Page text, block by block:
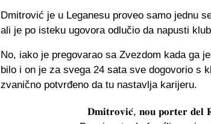
Dmitrović je u Leganesu proveo samo jednu
ali je po isteku ugovora odlučio da napusti
No, iako je pregovarao sa Zvezdom kada ga
bilo i on je za svega 24 sata sve dogovorio s
zvanično potvrđeno da tu nastavlja karijeru.
𝐃𝐦𝐢𝐭𝐫𝐨𝐯𝐢𝐜́, 𝐧𝐨𝐮 𝐩𝐨𝐫𝐭𝐞𝐫